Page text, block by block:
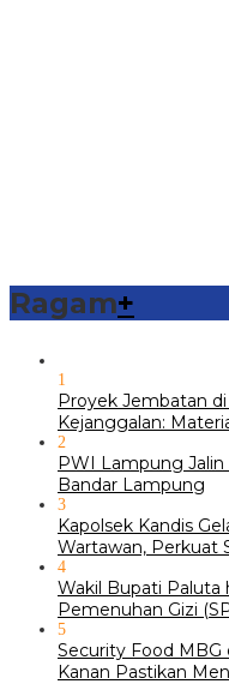
Ragam+
1
Proyek Jembatan
Kejanggalan:
2
PWI Lampung Jalin
Bandar Lampung
3
Kapolsek Kandis
Wartawan, Perkuat
4
Wakil Bupati Paluta
Pemenuhan Gizi
5
Security Food MBG
Kanan Pastikan